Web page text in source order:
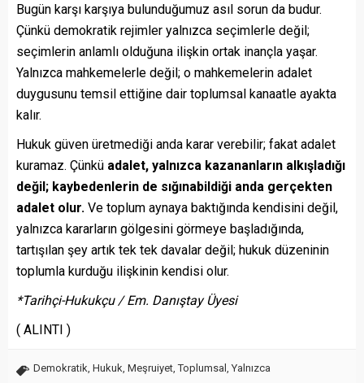
Bugün karşı karşıya bulunduğumuz asıl sorun da budur.
Çünkü demokratik rejimler yalnızca seçimlerle değil;
seçimlerin anlamlı olduğuna ilişkin ortak inançla yaşar.
Yalnızca mahkemelerle değil; o mahkemelerin adalet
duygusunu temsil ettiğine dair toplumsal kanaatle ayakta
kalır.
Hukuk güven üretmediği anda karar verebilir; fakat adalet
kuramaz. Çünkü adalet, yalnızca kazananların alkışladığı
değil; kaybedenlerin de sığınabildiği anda gerçekten
adalet olur. Ve toplum aynaya baktığında kendisini değil,
yalnızca kararların gölgesini görmeye başladığında,
tartışılan şey artık tek tek davalar değil; hukuk düzeninin
toplumla kurduğu ilişkinin kendisi olur.
*Tarihçi-Hukukçu / Em. Danıştay Üyesi
( ALINTI )
Demokratik Hukuk Meşruiyet ,Toplumsal Yalnızca